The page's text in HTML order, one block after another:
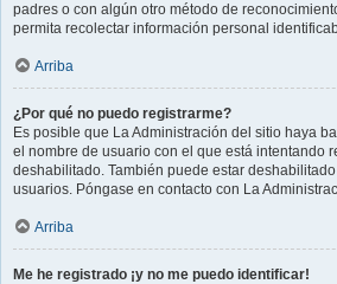
padres o con algún otro método de
permita recolectar información personal
Arriba
¿Por qué no puedo registrarme?
Es posible que La Administración del sitio haya
el nombre de usuario con el que está intentando
deshabilitado. También puede estar
usuarios. Póngase en contacto con La
Arriba
Me he registrado ¡y no me puedo identificar!